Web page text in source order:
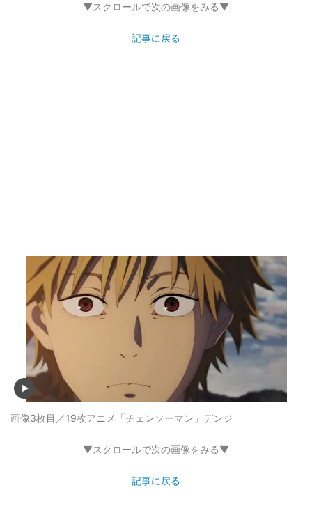
▼スクロールで次の画像をみる▼
記事に戻る
画像3枚目／19枚アニメ「チェンソーマン」デンジ
▼スクロールで次の画像をみる▼
記事に戻る